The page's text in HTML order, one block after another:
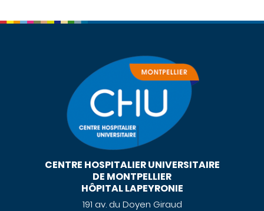
CENTRE HOSPITALIER UNIVERSITAIRE
DE MONTPELLIER
HÔPITAL LAPEYRONIE
191 av. du Doyen Giraud